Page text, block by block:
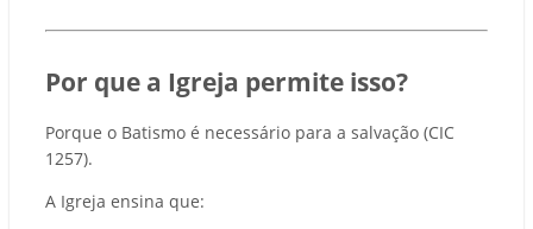
Por que a Igreja permite isso?
Porque o Batismo é necessário para a salvação (CIC
1257).
A Igreja ensina que: